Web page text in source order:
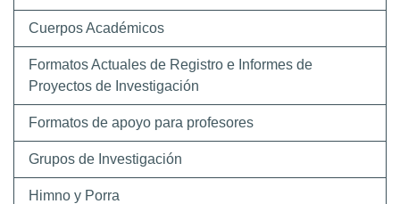
Cuerpos Académicos
Formatos Actuales de Registro e Informes de
Proyectos de Investigación
Formatos de apoyo para profesores
Grupos de Investigación
Himno y Porra